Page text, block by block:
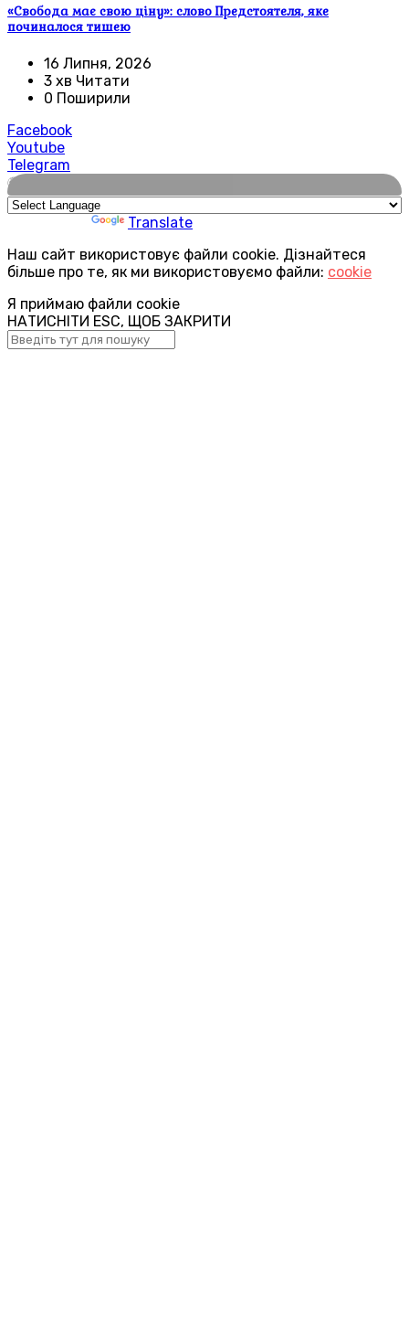
«Свобода має свою ціну»: слово Предстоятеля, яке
починалося тишею
16 Липня, 2026
3 хв Читати
0 Поширили
Facebook
Youtube
Telegram
🌍
Translate
Наш сайт використовує файли cookie. Дізнайтеся
більше про те, як ми використовуємо файли: cookie
Я приймаю файли cookie
НАТИСНІТИ ESC, ЩОБ ЗАКРИТИ